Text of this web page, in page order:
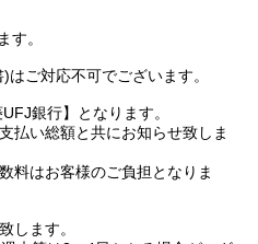
す。
ご対応不可でございます。
銀行】となります。
払い総額と共にお知らせ致しま
料はお客様のご負担となりま
します。